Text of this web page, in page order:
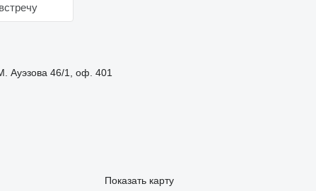
Ауэзова 46/1, оф. 401
Показать карту